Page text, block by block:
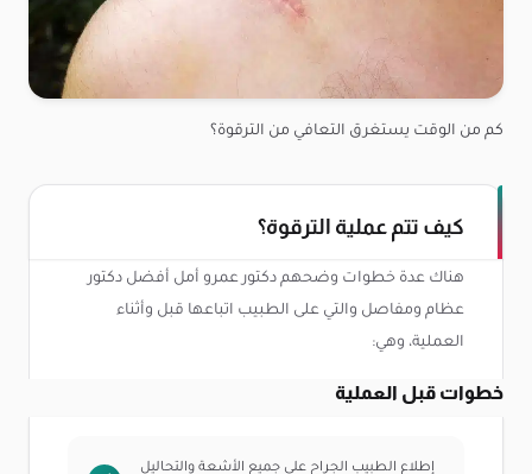
كم من الوقت يستغرق التعافي من الترقوة؟
كيف تتم عملية الترقوة؟
هناك عدة خطوات وضحهم دكتور عمرو أمل أفضل دكتور
عظام ومفاصل والتي على الطبيب اتباعها قبل وأثناء
العملية، وهي:
خطوات قبل العملية
إطلاع الطبيب الجراح على جميع الأشعة والتحاليل